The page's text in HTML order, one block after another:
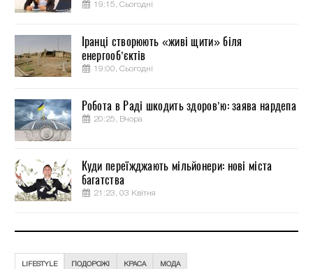
19:15, Сьогодні
Іранці створюють «живі щити» біля
енергооб’єктів
19:00, Сьогодні
Робота в Раді шкодить здоров’ю: заява нардепа
20:25, Вчора
Куди переїжджають мільйонери: нові міста
багатства
21:23, 03 Квітня
LIFESTYLE ПОДОРОЖІ КРАСА МОДА